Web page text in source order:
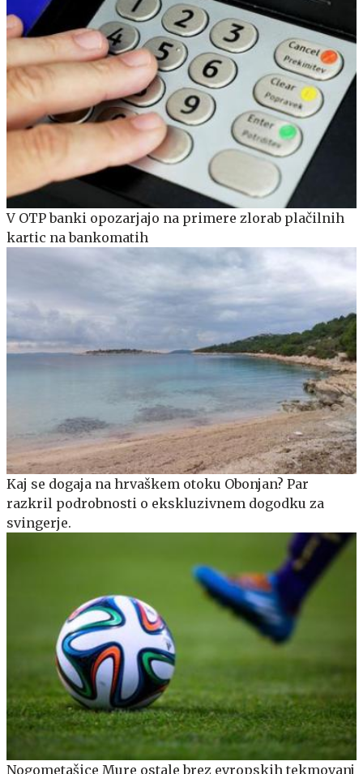
V OTP banki opozarjajo na primere zlorab plačilnih
kartic na bankomatih
Kaj se dogaja na hrvaškem otoku Obonjan? Par
razkril podrobnosti o ekskluzivnem dogodku za
svingerje.
Nogometašice Mure ostale brez evropskih tekmovanj